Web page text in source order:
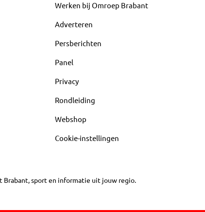
Werken bij Omroep Brabant
Adverteren
Persberichten
Panel
Privacy
Rondleiding
Webshop
Cookie-instellingen
Brabant, sport en informatie uit jouw regio.